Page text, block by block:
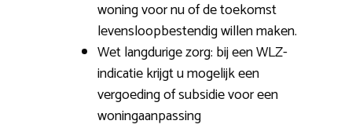
woning voor nu of de toekomst
levensloopbestendig willen maken.
Wet langdurige zorg: bij een WLZ-
indicatie krijgt u mogelijk een
vergoeding of subsidie voor een
woningaanpassing